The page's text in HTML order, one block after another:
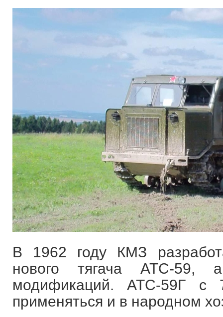
В 1962 году КМЗ
нового тягача АТС-59,
модификаций. АТС-59Г с
применяться и в народном